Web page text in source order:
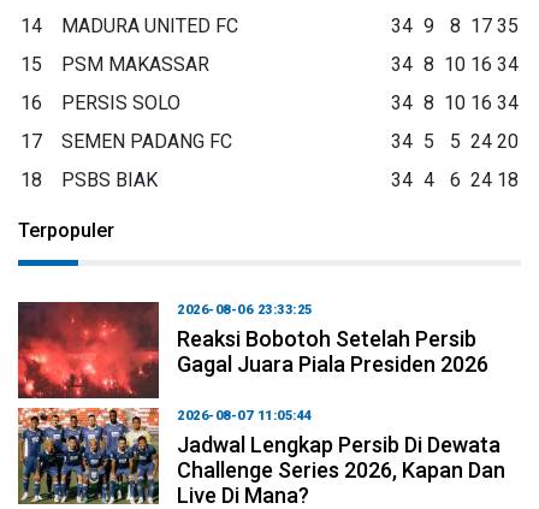
14
MADURA UNITED FC 34 9 8 17 35
15
PSM MAKASSAR 34 8 10 16 34
16
PERSIS SOLO 34 8 10 16 34
17
SEMEN PADANG FC 34 5 5 24 20
18
PSBS BIAK 34 4 6 24 18
Terpopuler
2026-08-06 23:33:25
Reaksi Bobotoh Setelah Persib
Gagal Juara Piala Presiden 2026
2026-08-07 11:05:44
Jadwal Lengkap Persib Di Dewata
Challenge Series 2026, Kapan Dan
Live Di Mana?